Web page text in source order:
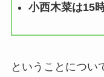
小西木菜は15
ということについ